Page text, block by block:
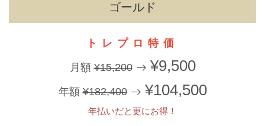
ゴールド
トレプロ特価
月額¥15,200 ¥9,500
年額¥182,400 ¥104,500
年払いだと更にお得！